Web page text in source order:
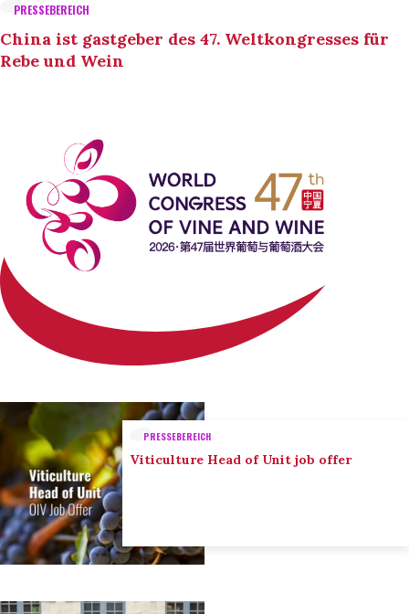
PRESSEBEREICH
China ist gastgeber des 47. Weltkongresses für
Rebe und Wein
PRESSEBEREICH
Viticulture Head of Unit job offer